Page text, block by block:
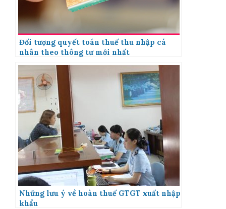
Đối tượng quyết toán thuế thu nhập cá
nhân theo thông tư mới nhất
Những lưu ý về hoàn thuế GTGT xuất nhập
khẩu